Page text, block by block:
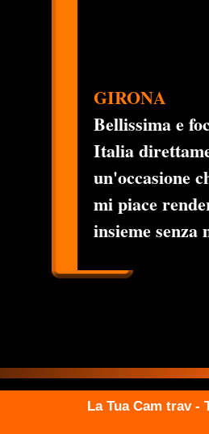
GIRONA
Bellissima e
Italia
un'occasione
mi piace
insieme
La Tua Cam trav -